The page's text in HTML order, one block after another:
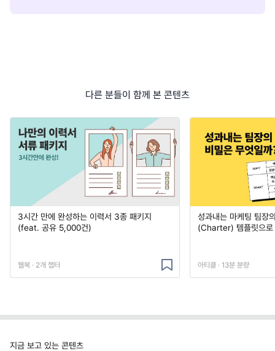
다른 분들이 함께 본 콘텐츠
3시간 만에 완성하는 이력서 3종 패키지
(feat. 공유 5,000건)
웹북 · 2개 챕터
성과내는 마케팅 팀장
(Charter) 템플릿으로
아티클 · 13분 분량
지금 보고 있는 콘텐츠